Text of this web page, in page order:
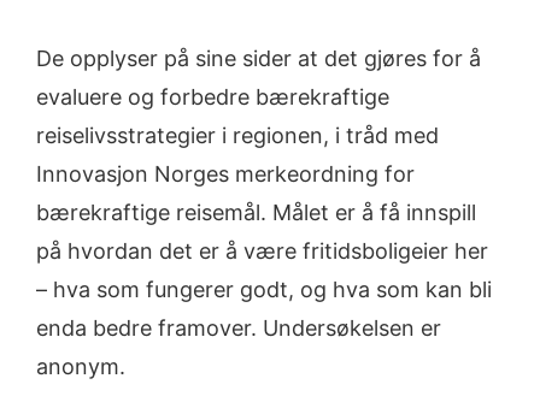
De opplyser på sine sider at det gjøres for å
evaluere og forbedre bærekraftige
reiselivsstrategier i regionen, i tråd med
Innovasjon Norges merkeordning for
bærekraftige reisemål. Målet er å få innspill
på hvordan det er å være fritidsboligeier her
– hva som fungerer godt, og hva som kan bli
enda bedre framover. Undersøkelsen er
anonym.